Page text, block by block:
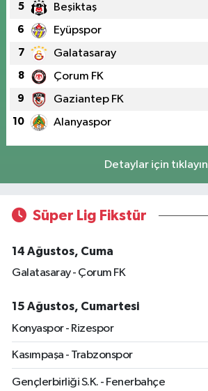
5 Beşiktaş
6 Eyüpspor
7 Galatasaray
8 Çorum FK
9 Gaziantep FK
10 Alanyaspor
Detaylar için tıklayın
Süper Lig Fikstür
14 Ağustos, Cuma
Galatasaray - Çorum FK
15 Ağustos, Cumartesi
Konyaspor - Rizespor
Kasımpaşa - Trabzonspor
Gençlerbirliği S.K. - Fenerbahçe